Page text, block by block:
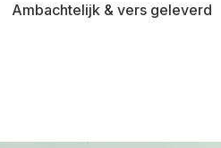
Ambachtelijk & vers geleverd